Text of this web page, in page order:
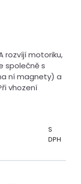
rozvíjí motoriku,
společně s
ní magnety) a
vhození
S
DPH